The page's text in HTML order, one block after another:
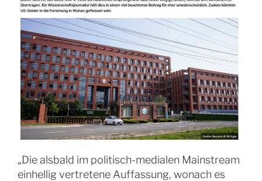
„Die alsbald im politisch-medialen Mainstream
einhellig vertretene Auffassung, wonach es